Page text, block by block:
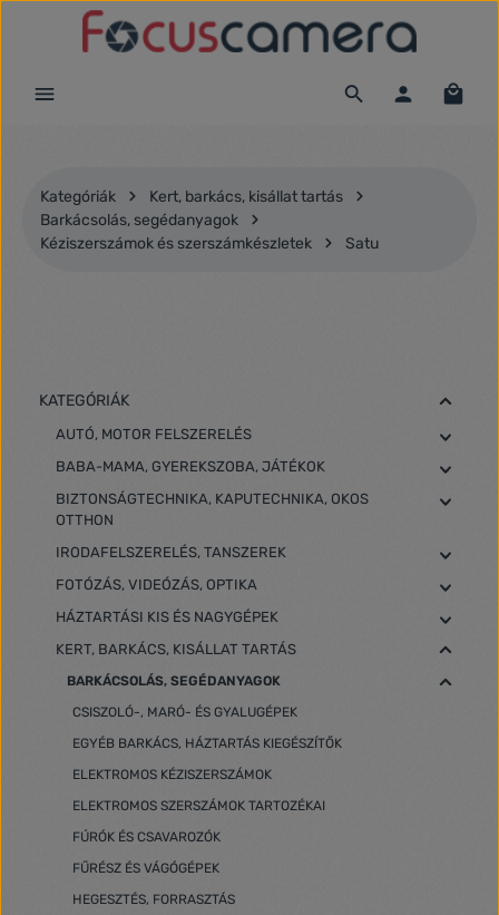
Ugrás a fő tartalomra
Kategóriák
Kert, barkács, kisállat tartás
Barkácsolás, segédanyagok
Kéziszerszámok és szerszámkészletek
Satu
KATEGÓRIÁK
AUTÓ, MOTOR FELSZERELÉS
BABA-MAMA, GYEREKSZOBA, JÁTÉKOK
BIZTONSÁGTECHNIKA, KAPUTECHNIKA, OKOS
OTTHON
IRODAFELSZERELÉS, TANSZEREK
FOTÓZÁS, VIDEÓZÁS, OPTIKA
HÁZTARTÁSI KIS ÉS NAGYGÉPEK
KERT, BARKÁCS, KISÁLLAT TARTÁS
BARKÁCSOLÁS, SEGÉDANYAGOK
CSISZOLÓ-, MARÓ- ÉS GYALUGÉPEK
EGYÉB BARKÁCS, HÁZTARTÁS KIEGÉSZÍTŐK
ELEKTROMOS KÉZISZERSZÁMOK
ELEKTROMOS SZERSZÁMOK TARTOZÉKAI
FÚRÓK ÉS CSAVAROZÓK
FŰRÉSZ ÉS VÁGÓGÉPEK
HEGESZTÉS, FORRASZTÁS